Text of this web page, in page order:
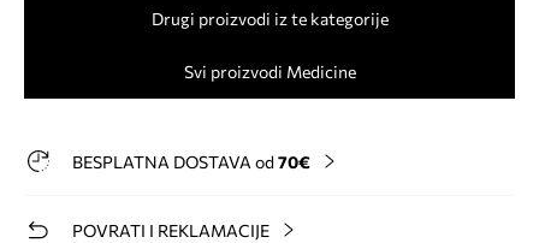
Drugi proizvodi iz te kategorije
Svi proizvodi Medicine
BESPLATNA DOSTAVA od 70€
POVRATI I REKLAMACIJE